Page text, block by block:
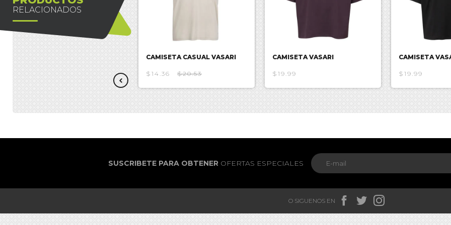
RELACIONADOS
CAMISETA CASUAL VASARI
$14.36 $20.53
CAMISETA VASARI
$19.99
CAMISETA
$19.99
SUSCRIBETE PARA OBTENEROFERTAS ESPECIALES
O SIGUENOS EN   